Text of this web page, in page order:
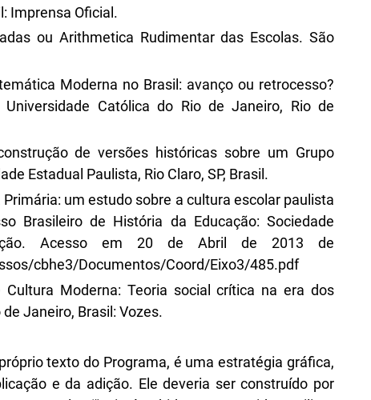
Imprensa Oficial.
ou Arithmetica Rudimentar das Escolas. São
Moderna no Brasil: avanço ou retrocesso?
Católica do Rio de Janeiro, Rio de
de versões históricas sobre um Grupo
Estadual Paulista, Rio Claro, SP, Brasil.
um estudo sobre a cultura escolar paulista
Brasileiro de História da Educação: Sociedade
Acesso em 20 de Abril de 2013 de
cbhe3/Documentos/Coord/Eixo3/485.pdf
Moderna: Teoria social crítica na era dos
Janeiro, Brasil: Vozes.
texto do Programa, é uma estratégia gráfica,
e da adição. Ele deveria ser construído por